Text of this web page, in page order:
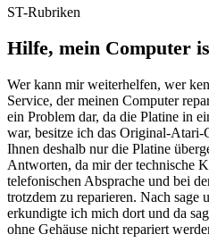
ST-Rubriken
Hilfe, mein Computer
Wer kann mir weiterhelfen, wer
Service, der meinen Computer
ein Problem dar, da die Platine in
war, besitze ich das Original-Atari-
Ihnen deshalb nur die Platine
Antworten, da mir der technische
telefonischen Absprache und bei
trotzdem zu reparieren. Nach sage
erkundigte ich mich dort und da
ohne Gehäuse nicht repariert